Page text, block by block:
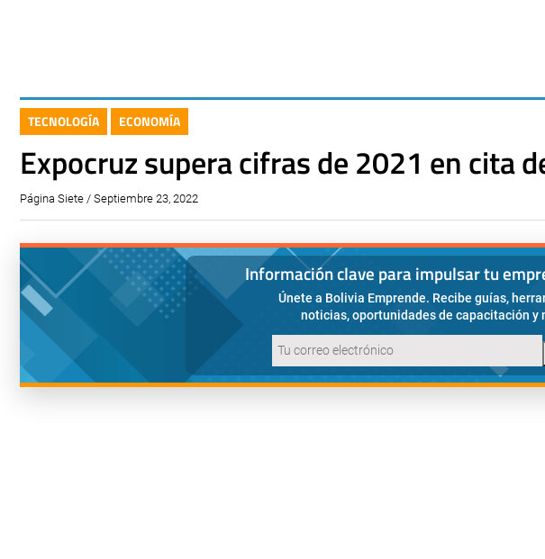
TECNOLOGÍA ECONOMÍA
Expocruz supera cifras de 2021 en cita
Página Siete / Septiembre 23, 2022
Información clave para impulsar tu
Únete a Bolivia Emprende. Recibe guías,
noticias, oportunidades de capacitación y